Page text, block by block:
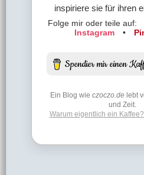
inspiriere sie für ihren
Folge mir oder teile auf:
Instagram
•
Ein Blog wie czoczo.delebt
und Zeit.
Warum eigentlich ein